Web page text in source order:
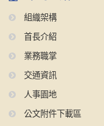
組織架構
首長介紹
業務職掌
交通資訊
人事園地
公文附件下載區